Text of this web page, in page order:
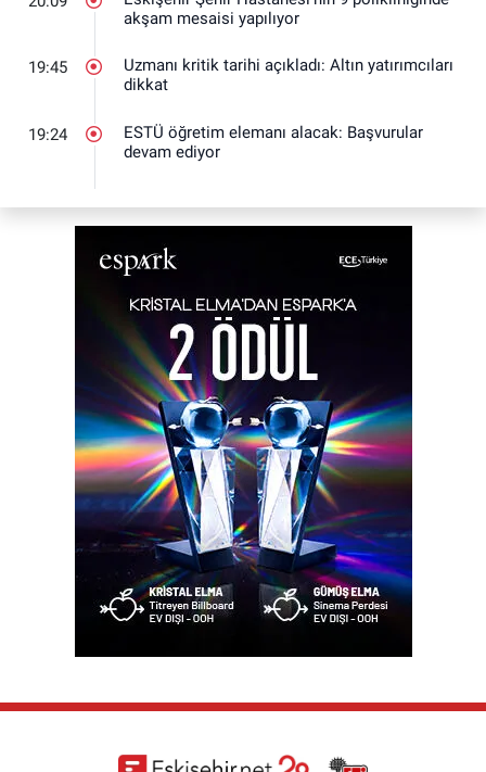
akşam mesaisi yapılıyor
19:45
Uzmanı kritik tarihi açıkladı: Altın yatırımcıları
dikkat
19:24
ESTÜ öğretim elemanı alacak: Başvurular
devam ediyor